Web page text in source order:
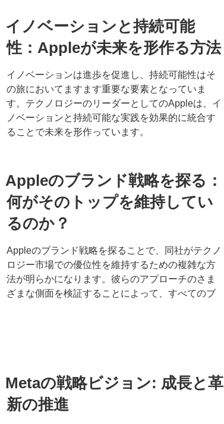
イノベーションと持続可能
性：Appleが未来を形作る方法
イノベーションは進歩を促進し、持続可能性はそ
の旅においてますます重要な要素となっていま
す。テクノロジーのリーダーとしてのAppleは、イ
ノベーションと持続可能な実践を効果的に統合す
ることで未来を形作っています。
Appleのブランド戦略を探る：
何がそのトップを維持してい
るのか？
Appleのブランド戦略を探ることで、同社がテクノ
ロジー市場での優位性を維持するための複雑な方
法が明らかになります。彼らのアプローチのさま
ざまな側面を検証することによって、すべてのブ
Metaの戦略ビジョン: 成長と革
新の推進